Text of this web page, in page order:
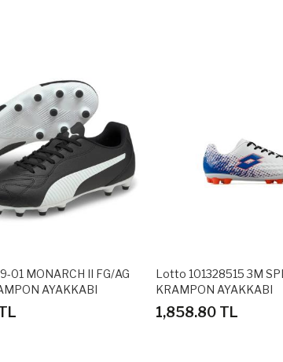
01 MONARCH II FG/AG
AYAKKABI
Lotto 101328515 3M
KRAMPON AYAKKABI
1,858.80 TL